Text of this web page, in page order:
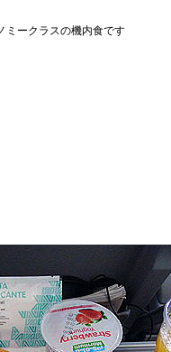
ークラスの機内食です